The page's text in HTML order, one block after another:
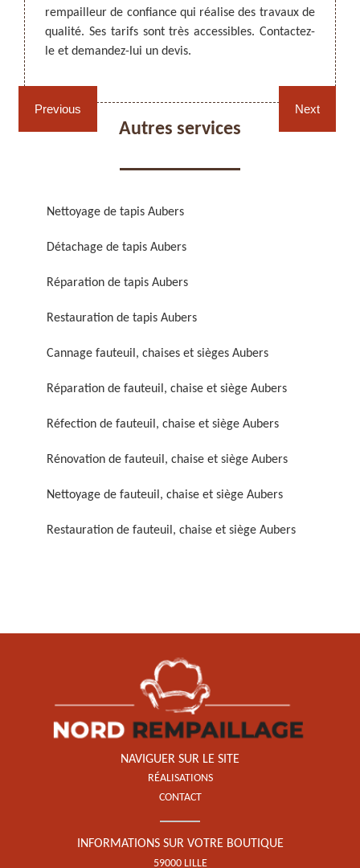
Rempaillage fauteuil,
chaises et sièges 59
Cannage fauteuil, chaises
et sièges 59
Réparation de fauteuil,
Rénovation de fauteuil,
chaise et siège 59
Nettoyage de fauteuil,
chaise et siège 59
Restauration de fauteuil,
chaise et siège 59
Previous
des
rempailleur de confiance qui réalise des travaux de
qualité. Ses tarifs sont très accessibles. Contactez-
le et demandez-lui un devis.
des
ses
Next
Autres services
Nettoyage de tapis Aubers
Détachage de tapis Aubers
Réparation de tapis Aubers
Restauration de tapis Aubers
Cannage fauteuil, chaises et sièges Aubers
Réparation de fauteuil, chaise et siège Aubers
Réfection de fauteuil, chaise et siège Aubers
Rénovation de fauteuil, chaise et siège Aubers
Nettoyage de fauteuil, chaise et siège Aubers
Restauration de fauteuil, chaise et siège Aubers
NAVIGUER SUR LE SITE
RÉALISATIONS
CONTACT
INFORMATIONS SUR VOTRE BOUTIQUE
59000 LILLE